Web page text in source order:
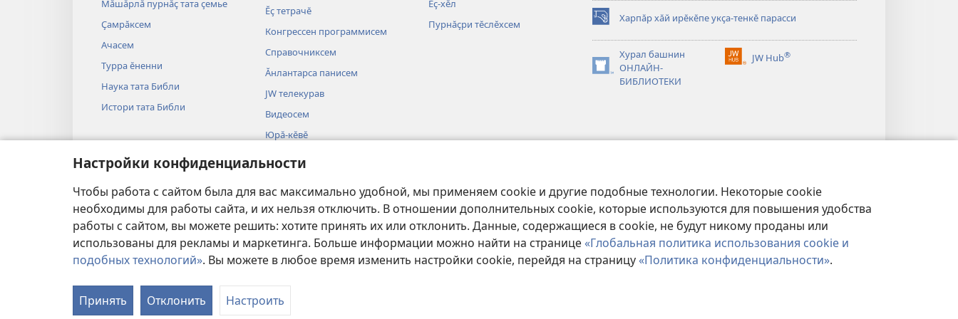
Настройки конфиденциальности
Чтобы работа с сайтом была для вас максимально удобной, мы применяем cookie и другие подобные технологии. Некоторые cookie
необходимы для работы сайта, и их нельзя отключить. В отношении дополнительных cookie, которые используются для повышения удобства
работы с сайтом, вы можете решить: хотите принять их или отклонить. Данные, содержащиеся в cookie, не будут никому проданы или
использованы для рекламы и маркетинга. Больше информации можно найти на странице «Глобальная политика использования cookie и
подобных технологий». Вы можете в любое время изменить настройки cookie, перейдя на страницу«Политика конфиденциальности».
Принять Отклонить Настроить
Мӑшӑрлӑ пурнӑҫ тата ҫемье
Ҫамрӑксем
Ачасем
Турра ӗненни
Наука тата Библи
Истори тата Библи
Ӗҫ тетрачӗ
Конгрессен программисем
Справочниксем
Ӑнлантарса панисем
JW телекурав
Видеосем
Юрӑ-кӗвӗ
постановкӑсем
Библие рольсемпе вулани
Ӗҫ-хӗл
Пурнӑҫри тӗслӗхсем
Харпӑр хӑй ирӗкӗпе укҫа-тенкӗ парасси
(открывается
в
новом
окне)
Хурал башнин
ОНЛАЙН-
БИБЛИОТЕКИ
(открывается
JW Hub®
(открывается
Copyright© 2026 Watch Tower Bible and Tract Society of Pennsylvania.
УСЛОВИЯ ИСПОЛЬЗОВАНИЯ |ПОЛИТИКА КОНФИДЕНЦИАЛЬНОСТИ|НАСТРОЙКИ КОНФИДЕНЦИАЛЬНОСТИ